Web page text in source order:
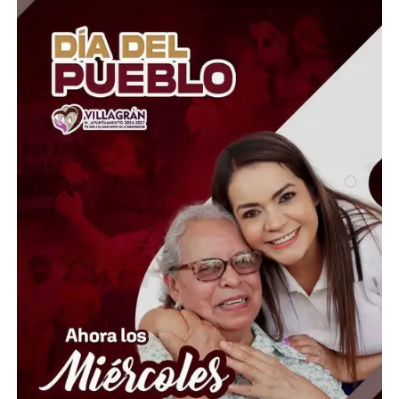
Y es que el tramo de vialidad que conecta entre la
Secretaría de Educación de Guanajuato y la entrada a los
fraccionamientos está siendo devastador con la flora del
lugar, como se puede ver en las imágenes que envían los
vecinos impotentes que saben de la importancia de esta
especie en la conservación de los ecosistemas locales.
Y es que en el sur de la ciudad poco a poco la llegada de
miles de familias en los últimos años, se ha desarrollado
sin una planeación que respete las especies que
enriquecen la calidad del aire y control de la
temperatura con sus sombras resistentes a las
inclemencias características del clima de la región cada
vez más desértica o cubierta por la plancha urbana.
La escena que reportan los vecinos llama la atención
por la desesperación y ansiedad que causa el haber sido
testigos de las altas e inusuales temperaturas de las
últimas semanas para comprender sobre la importancia